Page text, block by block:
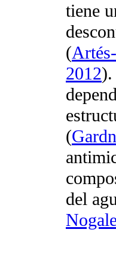
tiene
(
2012).
(
del